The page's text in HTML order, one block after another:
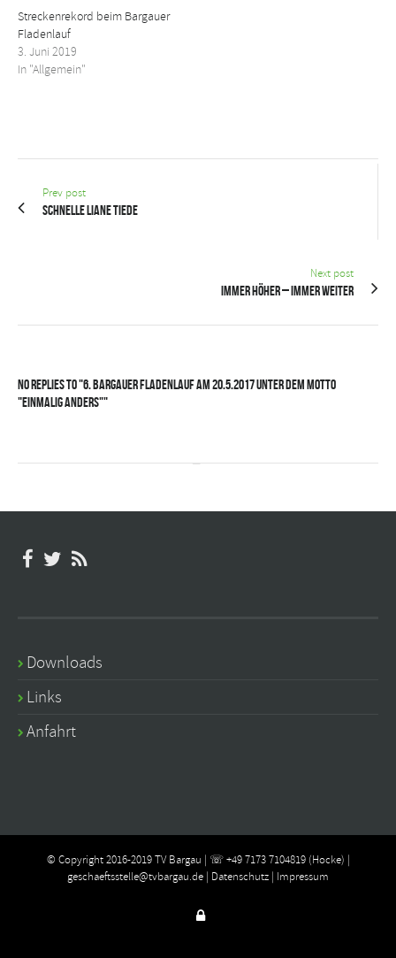
Streckenrekord beim Bargauer
Fladenlauf
3. Juni 2019
In "Allgemein"
Prev post
Schnelle Liane Tiede
Next post
Immer höher – immer weiter
No Replies to "6. Bargauer Fladenlauf am 20.5.2017 unter dem Motto
"Einmalig anders""
Downloads
Links
Anfahrt
© Copyright 2016-2019 TV Bargau | ☏ +49 7173 7104819 (Hocke) |
geschaeftsstelle@tvbargau.de | Datenschutz | Impressum